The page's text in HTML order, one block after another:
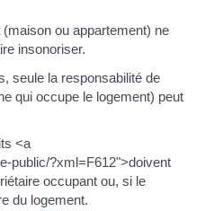
ou appartement) ne
insonoriser.
seule la responsabilité de
qui occupe le logement) peut
<a
public/?xml=F612">doivent
occupant ou, si le
du logement.